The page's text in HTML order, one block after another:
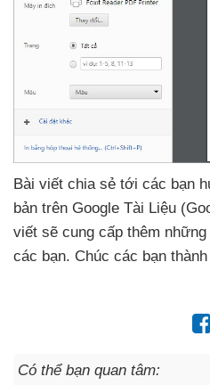
Bài viết chia sẻ tới các bạn
bản trên Google Tài Liệu
viết sẽ cung cấp thêm
các bạn. Chúc các bạn
Có thể bạn quan tâm: